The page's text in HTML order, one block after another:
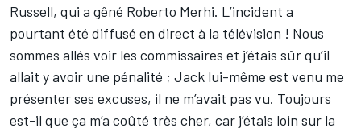
Russell, qui a gêné Roberto Merhi. L’incident a
pourtant été diffusé en direct à la télévision ! Nous
sommes allés voir les commissaires et j’étais sûr qu’il
allait y avoir une pénalité ; Jack lui-même est venu me
présenter ses excuses, il ne m’avait pas vu. Toujours
est-il que ça m’a coûté très cher, car j’étais loin sur la